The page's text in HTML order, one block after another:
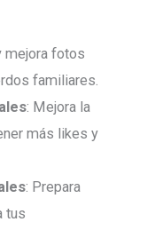
mejora fotos
familiares.
: Mejora la
más likes y
: Prepara
tus